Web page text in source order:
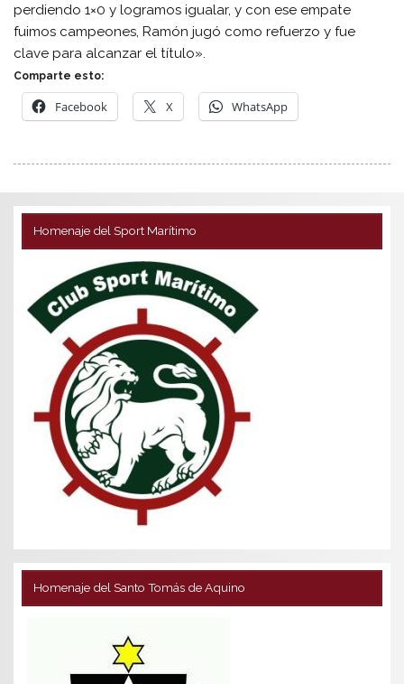
perdiendo 1×0 y logramos igualar, y con ese empate
fuimos campeones, Ramón jugó como refuerzo y fue
clave para alcanzar el título».
Comparte esto:
Facebook X WhatsApp
Homenaje del Sport Marítimo
Homenaje del Santo Tomás de Aquino